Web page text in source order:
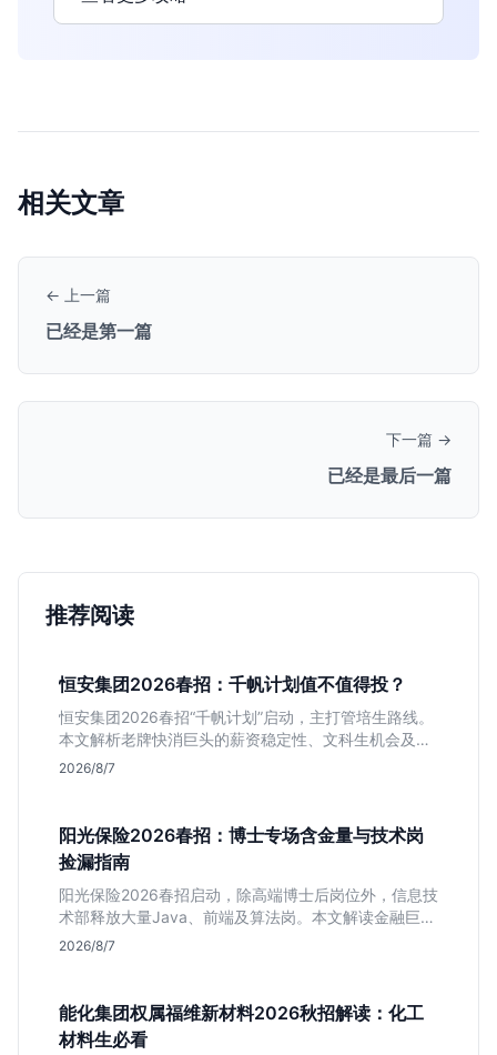
相关文章
← 上一篇
已经是第一篇
下一篇 →
已经是最后一篇
推荐阅读
恒安集团2026春招：千帆计划值不值得投？
恒安集团2026春招“千帆计划”启动，主打管培生路线。
本文解析老牌快消巨头的薪资稳定性、文科生机会及决
策链条长的局限，帮你判断是否值得投递。
2026/8/7
阳光保险2026春招：博士专场含金量与技术岗
捡漏指南
阳光保险2026春招启动，除高端博士后岗位外，信息技
术部释放大量Java、前端及算法岗。本文解读金融巨头
校招门槛，分析技术岗需求与投递价值，助你快速判断
2026/8/7
能化集团权属福维新材料2026秋招解读：化工
材料生必看